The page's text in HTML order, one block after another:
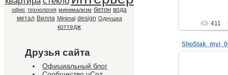
офис технология минимализм бетон вода
метал Вилла Minimal design Однушка
коттедж
Друзья сайта
Официальный блог
411